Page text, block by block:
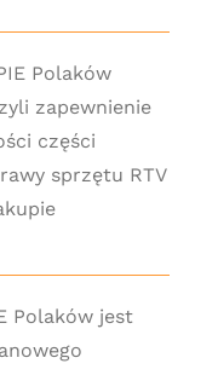
Polaków
zapewnienie
części
sprzętu RTV
Polaków jest